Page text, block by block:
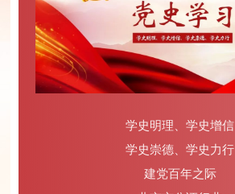
学史明理、学史增信
学史崇德、学史力行
建党百年之际